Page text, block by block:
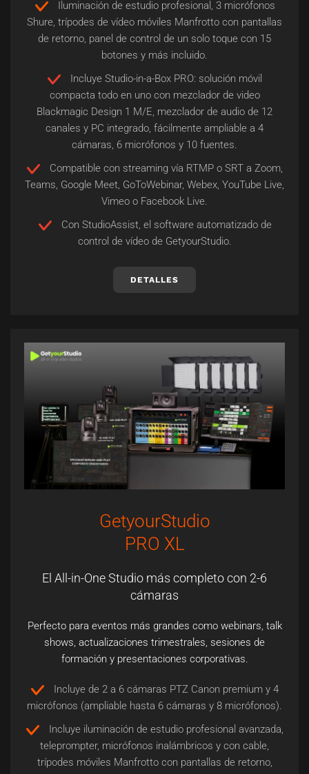
Iluminación de estudio profesional, 3 micrófonos
Shure, trípodes de vídeo móviles Manfrotto con pantallas
de retorno, panel de control de un solo toque con 15
botones y más incluido.
Incluye Studio-in-a-Box PRO: solución móvil
compacta todo en uno con mezclador de video
Blackmagic Design 1 M/E, mezclador de audio de 12
canales y PC integrado, fácilmente ampliable a 4
cámaras, 6 micrófonos y 10 fuentes.
Compatible con streaming vía RTMP o SRT a Zoom,
Teams, Google Meet, GoToWebinar, Webex, YouTube Live,
Vimeo o Facebook Live.
Con StudioAssist, el software automatizado de
control de vídeo de GetyourStudio.
DETALLES
GetyourStudio
PRO XL
El All-in-One Studio más completo con 2-6
cámaras
Perfecto para eventos más grandes como webinars, talk
shows, actualizaciones trimestrales, sesiones de
formación y presentaciones corporativas.
Incluye de 2 a 6 cámaras PTZ Canon premium y 4
micrófonos (ampliable hasta 6 cámaras y 8 micrófonos).
Incluye iluminación de estudio profesional avanzada,
teleprompter, micrófonos inalámbricos y con cable,
trípodes móviles Manfrotto con pantallas de retorno,